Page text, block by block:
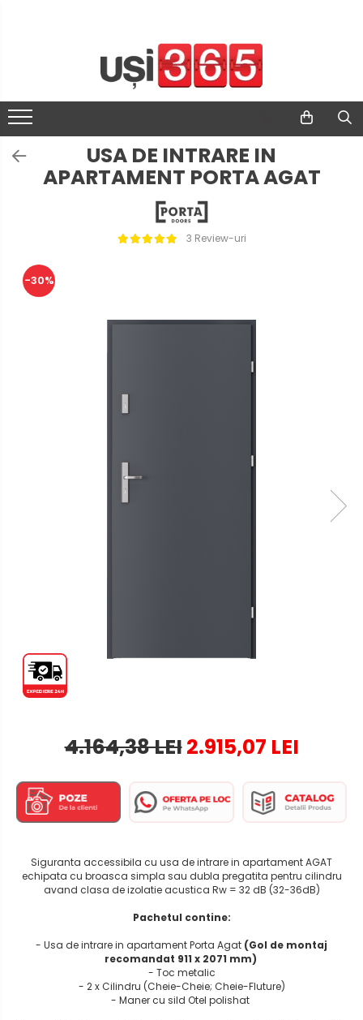
USA DE INTRARE IN
APARTAMENT PORTA AGAT
3 Review-uri
-30%
4.164,38 LEI2.915,07 LEI
Siguranta accessibila cu usa de intrare in apartament AGAT
echipata cu broasca simpla sau dubla pregatita pentru cilindru
avand clasa de izolatie acustica Rw = 32 dB (32-36dB)
Pachetul contine:
- Usa de intrare in apartament Porta Agat (Gol de montaj
recomandat 911 x 2071 mm)
- Toc metalic
- 2 x Cilindru (Cheie-Cheie; Cheie-Fluture)
- Maner cu sild Otel polishat